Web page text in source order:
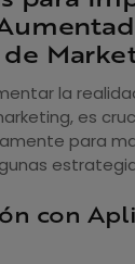
la
es
para
con